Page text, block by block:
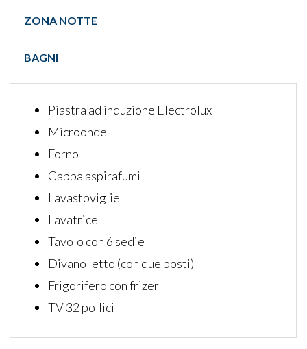
ZONA NOTTE
BAGNI
Piastra ad induzione Electrolux
Microonde
Forno
Cappa aspirafumi
Lavastoviglie
Lavatrice
Tavolo con 6 sedie
Divano letto (con due posti)
Frigorifero con frizer
TV 32 pollici